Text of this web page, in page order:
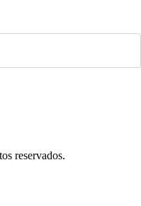
reservados.